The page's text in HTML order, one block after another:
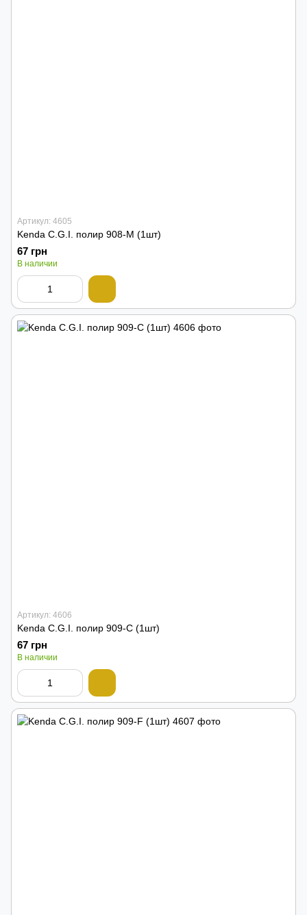
Артикул: 4605
Kenda C.G.I. полир 908-M (1шт)
67 грн
В наличии
Артикул: 4606
Kenda C.G.I. полир 909-C (1шт)
67 грн
В наличии